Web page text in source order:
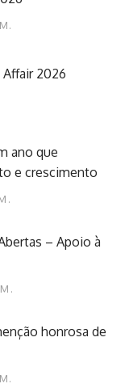
2026
ano que
e crescimento
– Apoio à
honrosa de